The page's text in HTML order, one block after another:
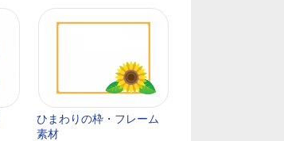
ひまわりの枠・フレーム
素材